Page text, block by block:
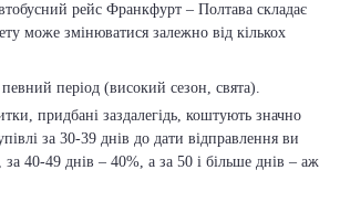
рейс Франкфурт – Полтава складає
може змінюватися залежно від кількох
період (високий сезон, свята).
придбані заздалегідь, коштують значно
за 30-39 днів до дати відправлення ви
40-49 днів – 40%, а за 50 і більше днів – аж